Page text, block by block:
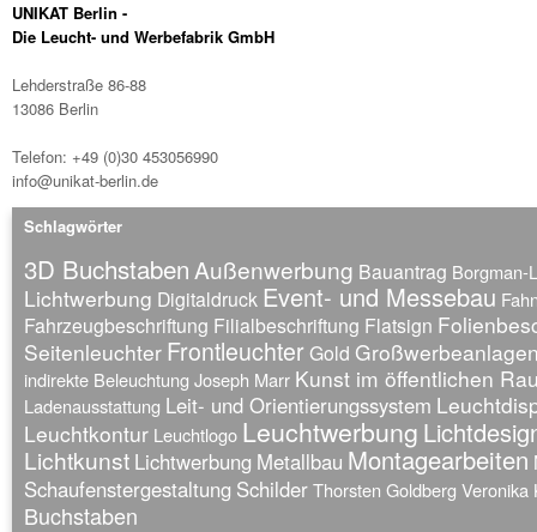
UNIKAT Berlin -
Die Leucht- und Werbefabrik GmbH
Lehderstraße 86-88
13086 Berlin
Telefon: +49 (0)30 453056990
info@unikat-berlin.de
Schlagwörter
3D Buchstaben Außenwerbung Bauantrag Borgman-
Lichtwerbung Digitaldruck Event- und Messebau
Fahrzeugbeschriftung Filialbeschriftung Flatsign
Seitenleuchter FrontleuchterGold
indirekte Beleuchtung Joseph Marr Kunst im öffentlichen
Ladenausstattung Leit- und Orientierungssystem
Leuchtkontur Leuchtlogo Leuchtwerbung
Lichtkunst Lichtwerbung Metallbau Montagearbeiten
Schaufenstergestaltung SchilderThorsten Goldberg Veronika
Buchstaben